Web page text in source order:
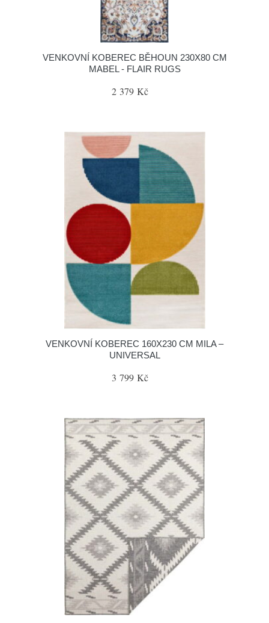
VENKOVNÍ KOBEREC BĚHOUN 230X80 CM
MABEL - FLAIR RUGS
2 379 Kč
VENKOVNÍ KOBEREC 160X230 CM MILA –
UNIVERSAL
3 799 Kč